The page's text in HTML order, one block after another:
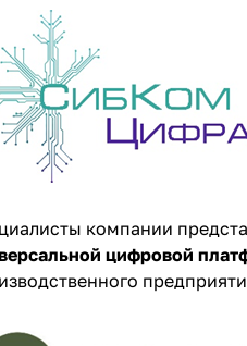
компании
цифровой